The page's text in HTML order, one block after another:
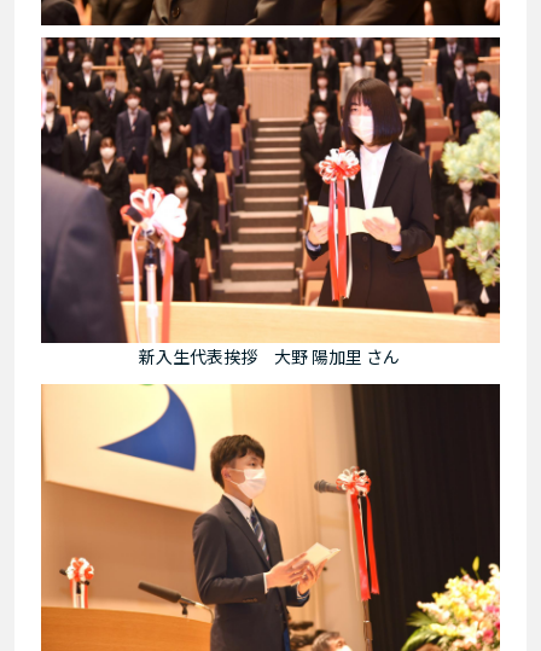
新入生代表挨拶 大野 陽加里 さん